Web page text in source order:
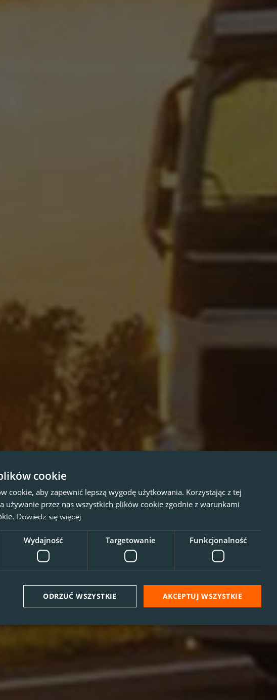
cookie
cookie, aby zapewnić lepszą wygodę użytkowania. Korzystając z tej
używanie przez nas wszystkich plików cookie zgodnie z warunkami
Dowiedz się więcej
Wydajność Targetowanie Funkcjonalność
AKCEPTUJ WSZYSTKIE
ODRZUĆ WSZYSTKIE